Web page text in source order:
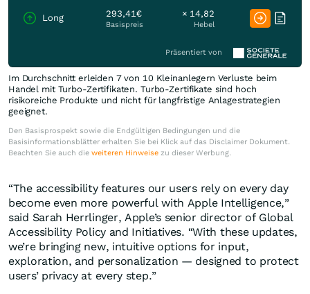
Long 293,41€
Basispreis
× 14,82
Hebel
Präsentiert von
Im Durchschnitt erleiden 7 von 10 Kleinanlegern Verluste beim
Handel mit Turbo-Zertifikaten. Turbo-Zertifikate sind hoch
risikoreiche Produkte und nicht für langfristige Anlagestrategien
geeignet.
Den Basisprospekt sowie die Endgültigen Bedingungen und die
Basisinformationsblätter erhalten Sie bei Klick auf das Disclaimer Dokument.
Beachten Sie auch die weiteren Hinweise zu dieser Werbung.
“The accessibility features our users rely on every day
become even more powerful with Apple Intelligence,”
said Sarah Herrlinger, Apple’s senior director of Global
Accessibility Policy and Initiatives. “With these updates,
we’re bringing new, intuitive options for input,
exploration, and personalization — designed to protect
users’ privacy at every step.”